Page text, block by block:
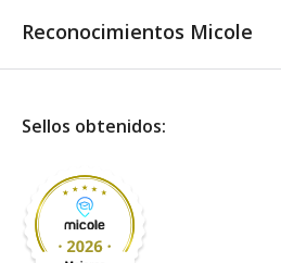
Reconocimientos Micole
Sellos obtenidos: